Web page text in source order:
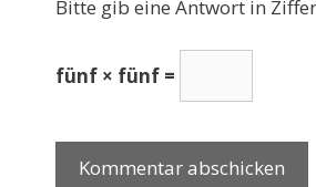
Bitte gib eine Antwort in
fünf × fünf =